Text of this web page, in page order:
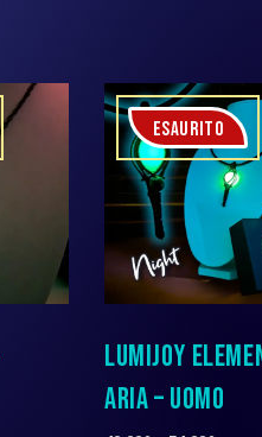
ESAURITO
LUMIJOY
ARIA – UOMO